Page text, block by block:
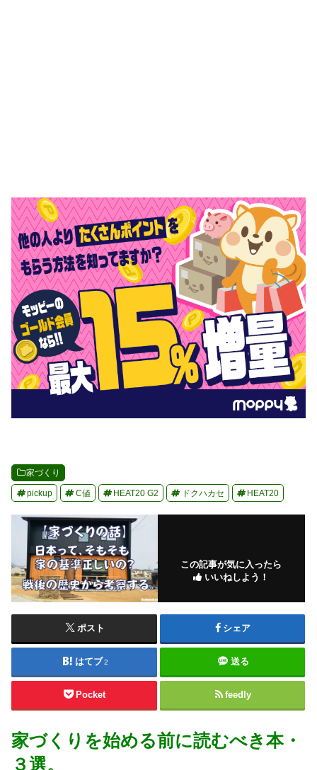
家づくり
pickup C値 HEAT20 G2 ドクハカセ HEAT20
この記事が気に入ったら
いいねしよう！
ポスト シェア
はてブ2 送る
Pocket feedly
家づくりを始める前に読むべき本・
３選。